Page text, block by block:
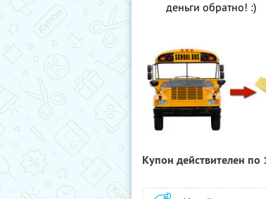
деньги обратно! :)
Купон действителен